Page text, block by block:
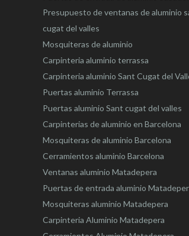
Presupuesto de ventanas de aluminio
cugat del valles
Mosquiteras de aluminio
Carpinteria aluminio terrassa
Carpinteria aluminio Sant Cugat del
Puertas aluminio Terrassa
Puertas aluminio Sant cugat del valles
Carpinterias de aluminio en Barcelona
Mosquiteras de aluminio Barcelona
Cerramientos aluminio Barcelona
Ventanas aluminio Matadepera
Puertas de entrada aluminio
Mosquiteras aluminio Matadepera
Carpinteria Aluminio Matadepera